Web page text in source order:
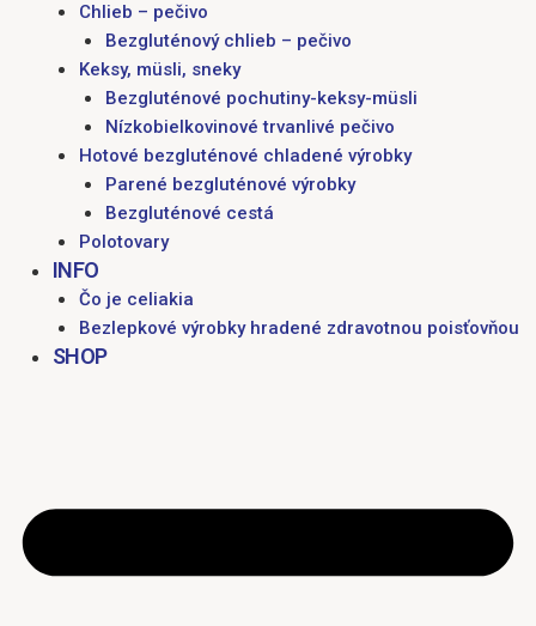
Chlieb – pečivo
Bezgluténový chlieb – pečivo
Keksy, müsli, sneky
Bezgluténové pochutiny-keksy-müsli
Nízkobielkovinové trvanlivé pečivo
Hotové bezgluténové chladené výrobky
Parené bezgluténové výrobky
Bezgluténové cestá
Polotovary
INFO
Čo je celiakia
Bezlepkové výrobky hradené zdravotnou poisťovňou
SHOP